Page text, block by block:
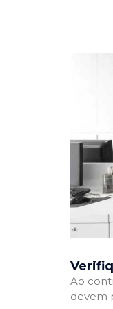
Ao
devem